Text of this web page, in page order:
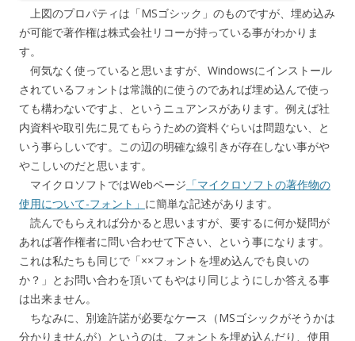
上図のプロパティは「MSゴシック」のものですが、埋め込み
が可能で著作権は株式会社リコーが持っている事がわかりま
す。
何気なく使っていると思いますが、Windowsにインストール
されているフォントは常識的に使うのであれば埋め込んで使っ
ても構わないですよ、というニュアンスがあります。例えば社
内資料や取引先に見てもらうための資料ぐらいは問題ない、と
いう事らしいです。この辺の明確な線引きが存在しない事がや
やこしいのだと思います。
マイクロソフトではWebページ 「マイクロソフトの著作物の
使用について-フォント」 に簡単な記述があります。
読んでもらえれば分かると思いますが、要するに何か疑問が
あれば著作権者に問い合わせて下さい、という事になります。
これは私たちも同じで「××フォントを埋め込んでも良いの
か？」とお問い合わを頂いてもやはり同じようにしか答える事
は出来ません。
ちなみに、別途許諾が必要なケース（MSゴシックがそうかは
分かりませんが）というのは、フォントを埋め込んだり、使用